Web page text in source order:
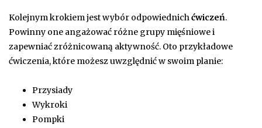
Kolejnym krokiem jest wybór odpowiednichćwiczeń.
Powinny one angażować różne grupy mięśniowe i
zapewniać zróżnicowaną aktywność. Oto przykładowe
ćwiczenia, które możesz uwzględnić w swoim planie:
Przysiady
Wykroki
Pompki